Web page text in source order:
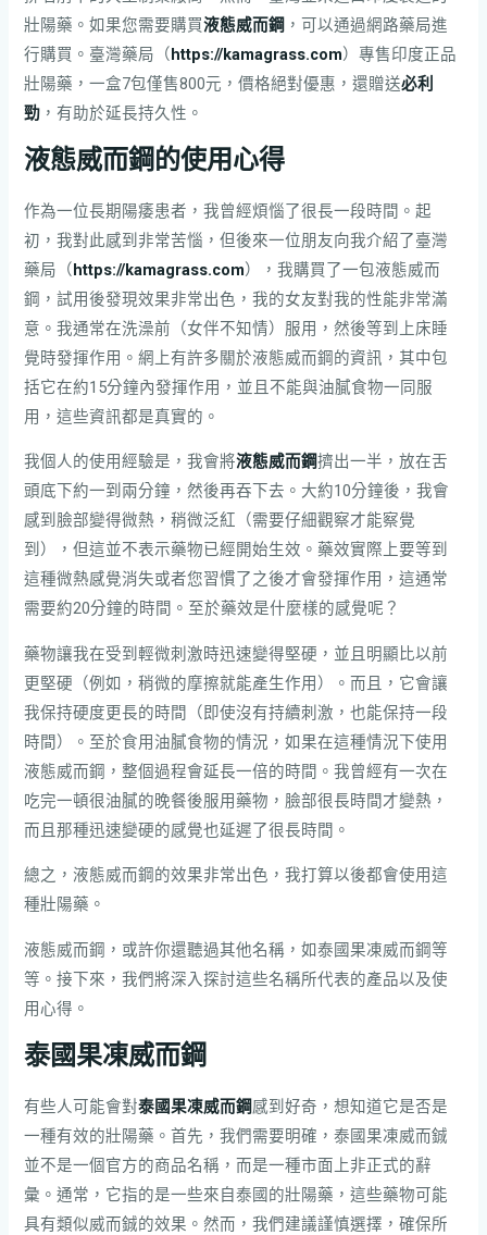
壯陽藥。如果您需要購買液態威而鋼 ，可以通過網路藥局進
行購買。臺灣藥局（https://kamagrass.com）專售印度正品
壯陽藥，一盒7包僅售800元，價格絕對優惠，還贈送必利
勁 ，有助於延長持久性。
液態威而鋼的使用心得
作為一位長期陽痿患者，我曾經煩惱了很長一段時間。起
初，我對此感到非常苦惱，但後來一位朋友向我介紹了臺灣
藥局（https://kamagrass.com），我購買了一包液態威而
鋼，試用後發現效果非常出色，我的女友對我的性能非常滿
意。我通常在洗澡前（女伴不知情）服用，然後等到上床睡
覺時發揮作用。網上有許多關於液態威而鋼的資訊，其中包
括它在約15分鐘內發揮作用，並且不能與油膩食物一同服
用，這些資訊都是真實的。
我個人的使用經驗是，我會將液態威而鋼擠出一半，放在舌
頭底下約一到兩分鐘，然後再吞下去。大約10分鐘後，我會
感到臉部變得微熱，稍微泛紅（需要仔細觀察才能察覺
到），但這並不表示藥物已經開始生效。藥效實際上要等到
這種微熱感覺消失或者您習慣了之後才會發揮作用，這通常
需要約20分鐘的時間。至於藥效是什麼樣的感覺呢？
藥物讓我在受到輕微刺激時迅速變得堅硬，並且明顯比以前
更堅硬（例如，稍微的摩擦就能產生作用）。而且，它會讓
我保持硬度更長的時間（即使沒有持續刺激，也能保持一段
時間）。至於食用油膩食物的情況，如果在這種情況下使用
液態威而鋼，整個過程會延長一倍的時間。我曾經有一次在
吃完一頓很油膩的晚餐後服用藥物，臉部很長時間才變熱，
而且那種迅速變硬的感覺也延遲了很長時間。
總之，液態威而鋼的效果非常出色，我打算以後都會使用這
種壯陽藥。
液態威而鋼，或許你還聽過其他名稱，如泰國果凍威而鋼等
等。接下來，我們將深入探討這些名稱所代表的產品以及使
用心得。
泰國果凍威而鋼
有些人可能會對泰國果凍威而鋼感到好奇，想知道它是否是
一種有效的壯陽藥。首先，我們需要明確，泰國果凍威而鋮
並不是一個官方的商品名稱，而是一種市面上非正式的辭
彙。通常，它指的是一些來自泰國的壯陽藥，這些藥物可能
具有類似威而鋮的效果。然而，我們建議謹慎選擇，確保所